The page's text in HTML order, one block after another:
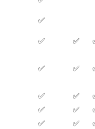
✅
✅ ✅
✅ ✅
✅ ✅
✅ ✅
✅ ✅